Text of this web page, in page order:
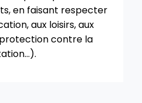
en faisant respecter
aux loisirs, aux
contre la